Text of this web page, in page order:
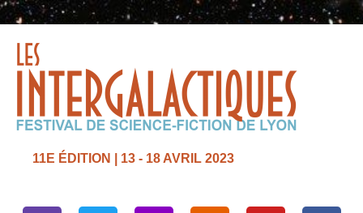
11E ÉDITION | 13 - 18 AVRIL 2023